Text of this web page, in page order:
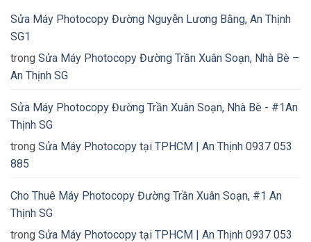
Sửa Máy Photocopy Đường Nguyễn Lương Bằng, An Thịnh
SG1
trong Sửa Máy Photocopy Đường Trần Xuân Soạn, Nhà Bè –
An Thịnh SG
Sửa Máy Photocopy Đường Trần Xuân Soạn, Nhà Bè - #1An
Thịnh SG
trong Sửa Máy Photocopy tại TPHCM | An Thịnh 0937 053
885
Cho Thuê Máy Photocopy Đường Trần Xuân Soạn, #1 An
Thịnh SG
trong Sửa Máy Photocopy tại TPHCM | An Thịnh 0937 053